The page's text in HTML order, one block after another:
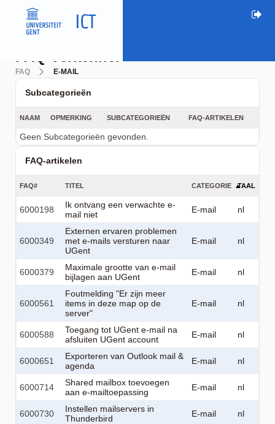
FAQ E-MAIL
Subcategorieën
NAAM OPMERKING SUBCATEGORIEËN FAQ-ARTIKELEN
Geen Subcategorieën gevonden.
FAQ-artikelen
FAQ# TITEL CATEGORIE TAAL
6000198
Ik ontvang een verwachte e-
mail niet
E-mail nl
6000349
Externen ervaren problemen
met e-mails versturen naar
UGent
E-mail nl
6000379
Maximale grootte van e-mail
bijlagen aan UGent
E-mail nl
6000561
Foutmelding "Er zijn meer
items in deze map op de
server"
E-mail nl
6000588
Toegang tot UGent e-mail na
afsluiten UGent account
E-mail nl
6000651
Exporteren van Outlook mail &
agenda
E-mail nl
6000714
Shared mailbox toevoegen
aan e-mailtoepassing
E-mail nl
6000730
Instellen mailservers in
Thunderbird
E-mail nl